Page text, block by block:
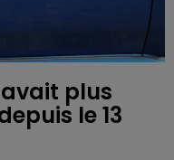
plus
le 13